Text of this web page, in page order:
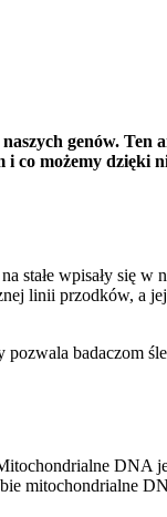
genów. Ten
i co możemy dzięki
stałe wpisały się w
linii przodków, a
pozwala badaczom
DNA
mitochondrialne